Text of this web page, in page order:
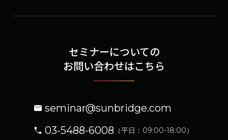
セミナーについての
お問い合わせはこちら
seminar@sunbridge.com
03-5488-6008 （平日：09:00-18:00）